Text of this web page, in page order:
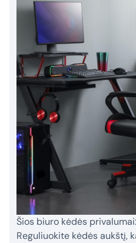
Šios biuro kėdės privalumai:
Reguliuokite kėdės aukštį,